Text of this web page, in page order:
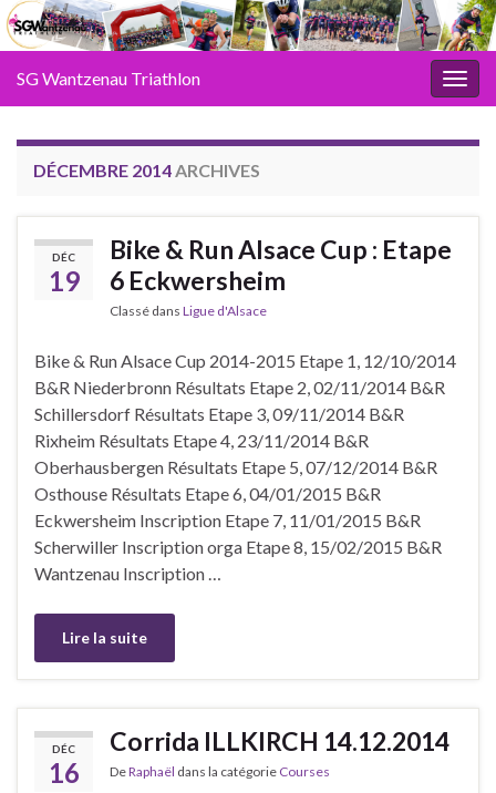
SG Wantzenau Triathlon
DÉCEMBRE 2014ARCHIVES
DÉC
19
Bike & Run Alsace Cup : Etape
6 Eckwersheim
Classé dans Ligue d'Alsace
Bike & Run Alsace Cup 2014-2015 Etape 1, 12/10/2014
B&R Niederbronn Résultats Etape 2, 02/11/2014 B&R
Schillersdorf Résultats Etape 3, 09/11/2014 B&R
Rixheim Résultats Etape 4, 23/11/2014 B&R
Oberhausbergen Résultats Etape 5, 07/12/2014 B&R
Osthouse Résultats Etape 6, 04/01/2015 B&R
Eckwersheim Inscription Etape 7, 11/01/2015 B&R
Scherwiller Inscription orga Etape 8, 15/02/2015 B&R
Wantzenau Inscription …
Lire la suite
DÉC
16
Corrida ILLKIRCH 14.12.2014
DeRaphaël dans la catégorie Courses